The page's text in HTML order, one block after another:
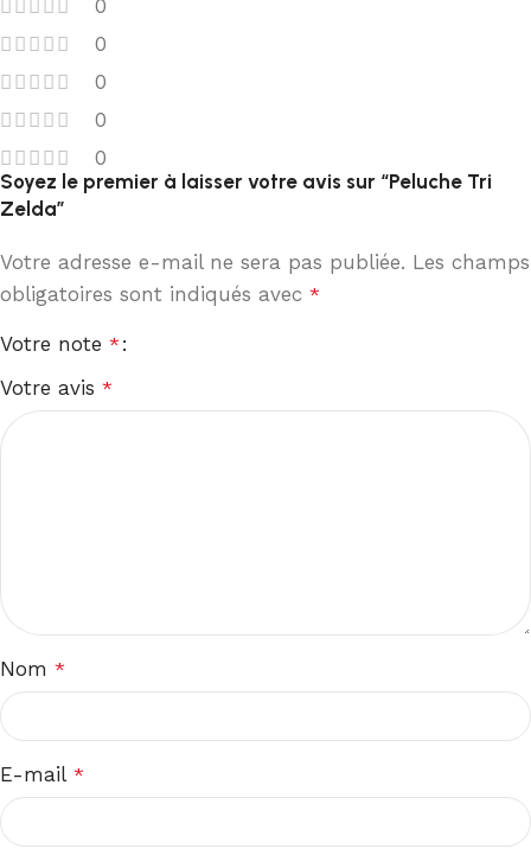
0
0
0
0
0
Soyez le premier à laisser votre avis sur “Peluche Tri
Zelda”
Votre adresse e-mail ne sera pas publiée. Les champs
obligatoires sont indiqués avec *
Votre note *
Votre avis *
Nom *
E-mail *